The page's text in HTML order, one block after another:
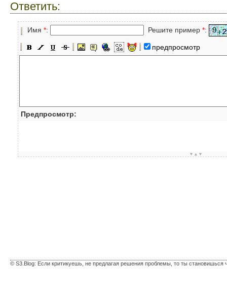
Ответить:
Имя *: Решите пример *:
предпросмотр
Предпросмотр:
▼▲▼
© S3.Blog: Если критикуешь, не предлагая решения проблемы, то ты становишься